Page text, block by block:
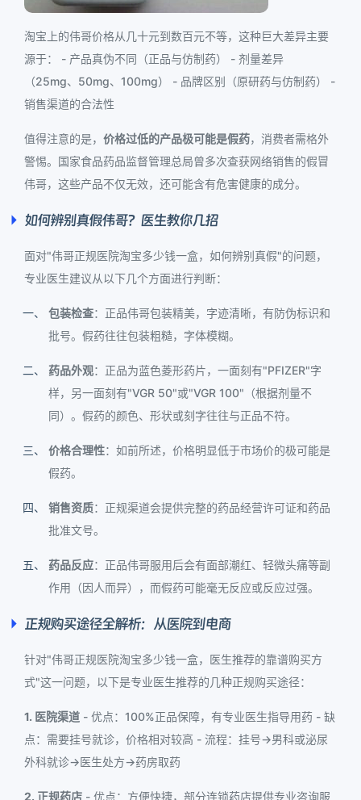
淘宝上的伟哥价格从几十元到数百元不等，这种巨大差异主要
源于： - 产品真伪不同（正品与仿制药） - 剂量差异
（25mg、50mg、100mg） - 品牌区别（原研药与仿制药） -
销售渠道的合法性
值得注意的是， 价格过低的产品极可能是假药，消费者需格外
警惕。国家食品药品监督管理总局曾多次查获网络销售的假冒
伟哥，这些产品不仅无效，还可能含有危害健康的成分。
如何辨别真假伟哥？医生教你几招
面对"伟哥正规医院淘宝多少钱一盒，如何辨别真假"的问题，
专业医生建议从以下几个方面进行判断：
包装检查：正品伟哥包装精美，字迹清晰，有防伪标识和
批号。假药往往包装粗糙，字体模糊。
药品外观：正品为蓝色菱形药片，一面刻有"PFIZER"字
样，另一面刻有"VGR 50"或"VGR 100"（根据剂量不
同）。假药的颜色、形状或刻字往往与正品不符。
价格合理性：如前所述，价格明显低于市场价的极可能是
假药。
销售资质：正规渠道会提供完整的药品经营许可证和药品
批准文号。
药品反应：正品伟哥服用后会有面部潮红、轻微头痛等副
作用（因人而异），而假药可能毫无反应或反应过强。
正规购买途径全解析：从医院到电商
针对"伟哥正规医院淘宝多少钱一盒，医生推荐的靠谱购买方
式"这一问题，以下是专业医生推荐的几种正规购买途径：
1. 医院渠道 - 优点：100%正品保障，有专业医生指导用药 - 缺
点：需要挂号就诊，价格相对较高 - 流程：挂号→男科或泌尿
外科就诊→医生处方→药房取药
2. 正规药店 - 优点：方便快捷，部分连锁药店提供专业咨询服